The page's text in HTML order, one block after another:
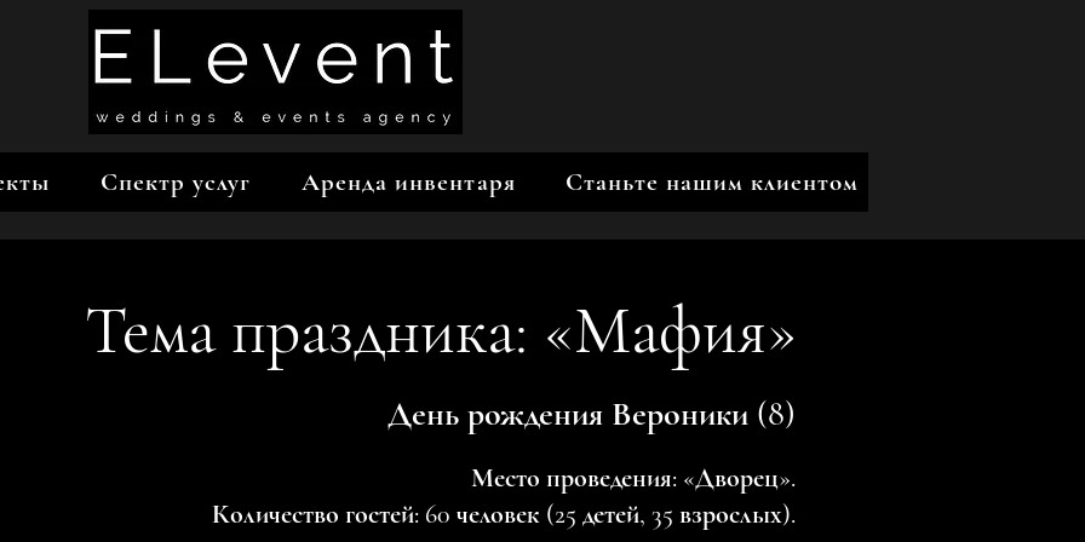
Спектр услуг Аренда инвентаря Станьте нашим клиентом
Тема праздника: «Мафия»
День рождения Вероники (8)
Место проведения: «Дворец».
Количество гостей: 60 человек (25 детей, 35 взрослых).